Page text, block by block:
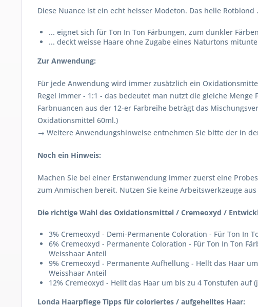
Diese Nuance ist ein echt heisser Modeton. Das helle Rotblond
... eignet sich für Ton In Ton Färbungen, zum dunkler
... deckt weisse Haare ohne Zugabe eines Naturtons
Zur Anwendung:
Für jede Anwendung wird immer zusätzlich ein
Regel immer - 1:1 - das bedeutet man nutzt die gleiche
Farbnuancen aus der 12-er Farbreihe beträgt das
Oxidationsmittel 60ml.)
→ Weitere Anwendungshinweise entnehmen Sie bitte der in
Noch ein Hinweis:
Machen Sie bei einer Erstanwendung immer zuerst eine
zum Anmischen bereit. Nutzen Sie keine Arbeitswerkzeuge
Die richtige Wahl des Oxidationsmittel / Cremeoxyd /
3% Cremeoxyd - Demi-Permanente Coloration - Für Ton In
6% Cremeoxyd - Permanente Coloration - Für Ton In Ton
Weisshaar Anteil
9% Cremeoxyd - Permanente Aufhellung - Hellt das Haar
Weisshaar Anteil
12% Cremeoxyd - Hellt das Haar um bis zu 4 Tonstufen
Londa Haarpflege Tipps für coloriertes / aufgehelltes Haar: